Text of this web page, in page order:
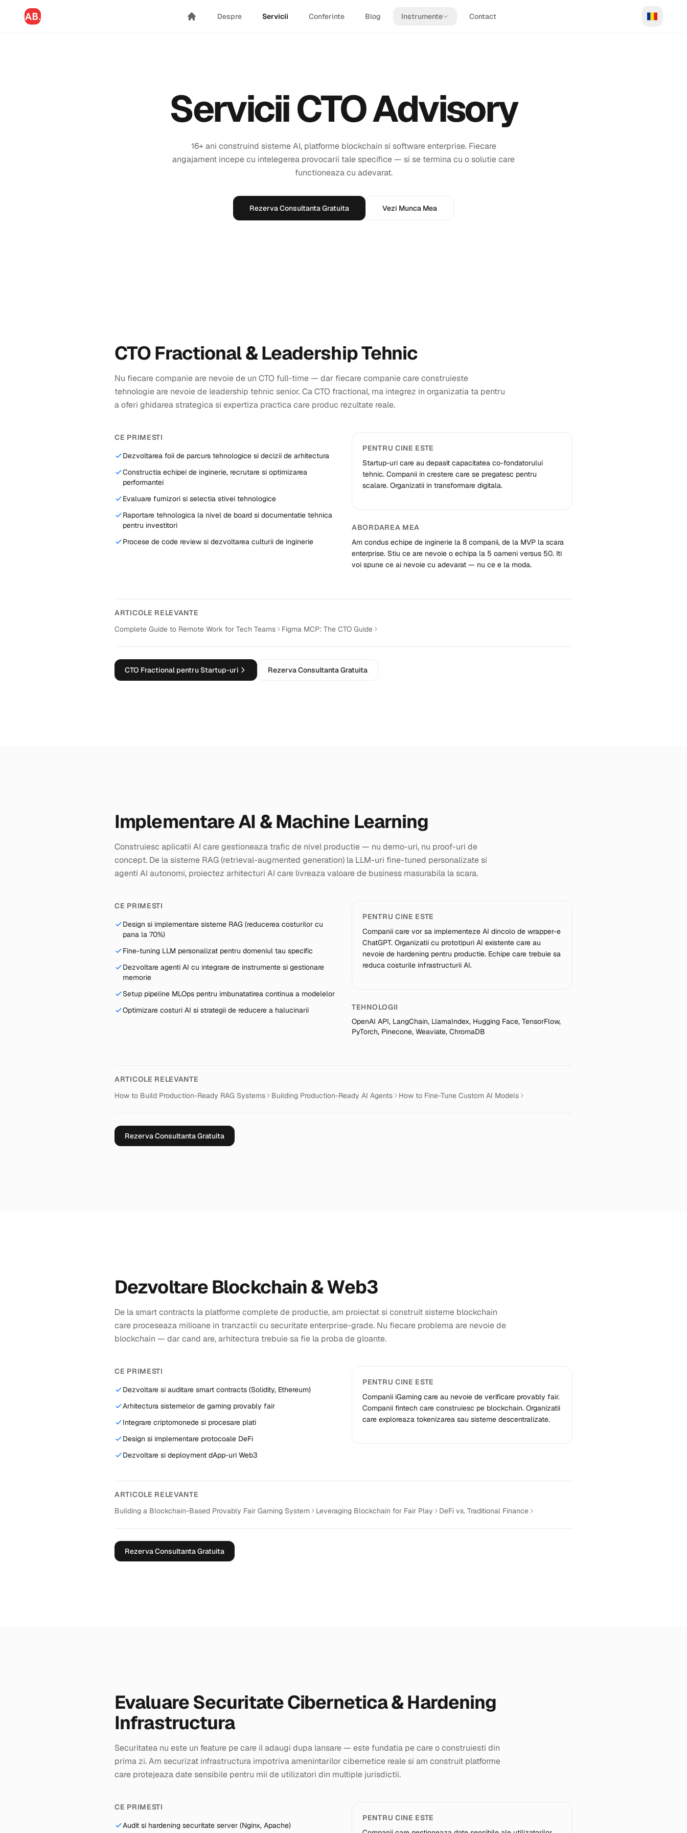
Despre Servicii Conferinte Blog Instrumente Contact
Servicii CTO Advisory
16+ ani construind sisteme AI, platforme blockchain si software enterprise. Fiecare
angajament incepe cu intelegerea provocarii tale specifice — si se termina cu o solutie care
functioneaza cu adevarat.
Rezerva Consultanta Gratuita Vezi Munca Mea
CTO Fractional & Leadership Tehnic
Nu fiecare companie are nevoie de un CTO full-time — dar fiecare companie care construieste
tehnologie are nevoie de leadership tehnic senior. Ca CTO fractional, ma integrez in organizatia ta pentru
a oferi ghidarea strategica si expertiza practica care produc rezultate reale.
CE PRIMESTI
Dezvoltarea foii de parcurs tehnologice si decizii de arhitectura
Constructia echipei de inginerie, recrutare si optimizarea
performantei
Evaluare furnizori si selectia stivei tehnologice
Raportare tehnologica la nivel de board si documentatie tehnica
pentru investitori
Procese de code review si dezvoltarea culturii de inginerie
PENTRU CINE ESTE
Startup-uri care au depasit capacitatea co-fondatorului
tehnic. Companii in crestere care se pregatesc pentru
scalare. Organizatii in transformare digitala.
ABORDAREA MEA
Am condus echipe de inginerie la 8 companii, de la MVP la scara
enterprise. Stiu ce are nevoie o echipa la 5 oameni versus 50. Iti
voi spune ce ai nevoie cu adevarat — nu ce e la moda.
ARTICOLE RELEVANTE
Complete Guide to Remote Work for Tech Teams
Figma MCP: The CTO Guide
CTO Fractional pentru Startup-uri Rezerva Consultanta Gratuita
Implementare AI & Machine Learning
Construiesc aplicatii AI care gestioneaza trafic de nivel productie — nu demo-uri, nu proof-uri de
concept. De la sisteme RAG (retrieval-augmented generation) la LLM-uri fine-tuned personalizate si
agenti AI autonomi, proiectez arhitecturi AI care livreaza valoare de business masurabila la scara.
CE PRIMESTI
Design si implementare sisteme RAG (reducerea costurilor cu
pana la 70%)
Fine-tuning LLM personalizat pentru domeniul tau specific
Dezvoltare agenti AI cu integrare de instrumente si gestionare
memorie
Setup pipeline MLOps pentru imbunatatirea continua a modelelor
Optimizare costuri AI si strategii de reducere a halucinarii
PENTRU CINE ESTE
Companii care vor sa implementeze AI dincolo de wrapper-e
ChatGPT. Organizatii cu prototipuri AI existente care au
nevoie de hardening pentru productie. Echipe care trebuie sa
reduca costurile infrastructurii AI.
TEHNOLOGII
OpenAI API, LangChain, LlamaIndex, Hugging Face, TensorFlow,
PyTorch, Pinecone, Weaviate, ChromaDB
ARTICOLE RELEVANTE
How to Build Production-Ready RAG Systems
Building Production-Ready AI Agents How to Fine-Tune Custom AI Models
Rezerva Consultanta Gratuita
Dezvoltare Blockchain & Web3
De la smart contracts la platforme complete de productie, am proiectat si construit sisteme blockchain
care proceseaza milioane in tranzactii cu securitate enterprise-grade. Nu fiecare problema are nevoie de
blockchain — dar cand are, arhitectura trebuie sa fie la proba de gloante.
CE PRIMESTI
Dezvoltare si auditare smart contracts (Solidity, Ethereum)
Arhitectura sistemelor de gaming provably fair
Integrare criptomonede si procesare plati
Design si implementare protocoale DeFi
Dezvoltare si deployment dApp-uri Web3
PENTRU CINE ESTE
Companii iGaming care au nevoie de verificare provably fair.
Companii fintech care construiesc pe blockchain. Organizatii
care exploreaza tokenizarea sau sisteme descentralizate.
ARTICOLE RELEVANTE
Building a Blockchain-Based Provably Fair Gaming System
Leveraging Blockchain for Fair Play DeFi vs. Traditional Finance
Rezerva Consultanta Gratuita
Evaluare Securitate Cibernetica & Hardening
Infrastructura
Securitatea nu este un feature pe care il adaugi dupa lansare — este fundatia pe care o construiesti din
prima zi. Am securizat infrastructura impotriva amenintarilor cibernetice reale si am construit platforme
care protejeaza date sensibile pentru mii de utilizatori din multiple jurisdictii.
CE PRIMESTI
Audit si hardening securitate server (Nginx, Apache)
PENTRU CINE ESTE